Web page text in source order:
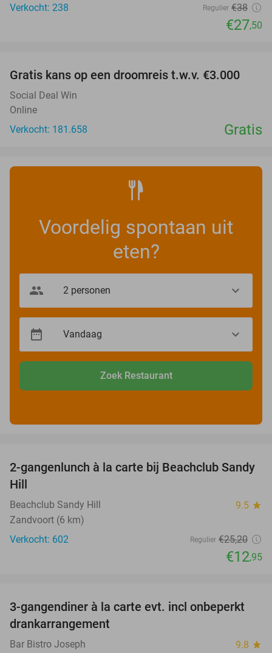
Verkocht: 238
Regulier €38
€27,50
Gratis kans op een droomreis t.w.v. €3.000
Social Deal Win
Online
Verkocht: 181.658
Gratis
Voordelig spontaan uit
eten?
Zoek Restaurant
49%
2-gangenlunch à la carte bij Beachclub Sandy
Hill
Beachclub Sandy Hill 9.5 star
Zandvoort (6 km)
Verkocht: 602
Regulier €25,20
€12,95
44%
3-gangendiner à la carte evt. incl onbeperkt
drankarrangement
Bar Bistro Joseph 9.8 star